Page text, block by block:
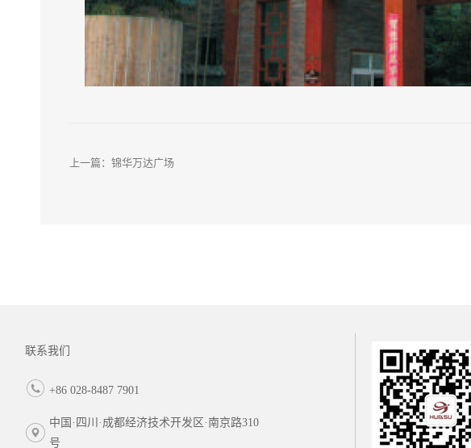
上一篇： 锦华万达广场
联系我们
+86 028-8487 7901
中国·四川·成都经济技术开发区·南京路310
号